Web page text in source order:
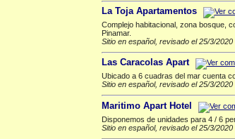
La Toja Apartamentos
Complejo habitacional, zona bosque,
Pinamar.
Sitio en español, revisado el 25/3/2020
Las Caracolas Apart
Ubicado a 6 cuadras del mar cuenta
Sitio en español, revisado el 25/3/2020
Maritimo Apart Hotel
Disponemos de unidades para 4 / 6
Sitio en español, revisado el 25/3/2020